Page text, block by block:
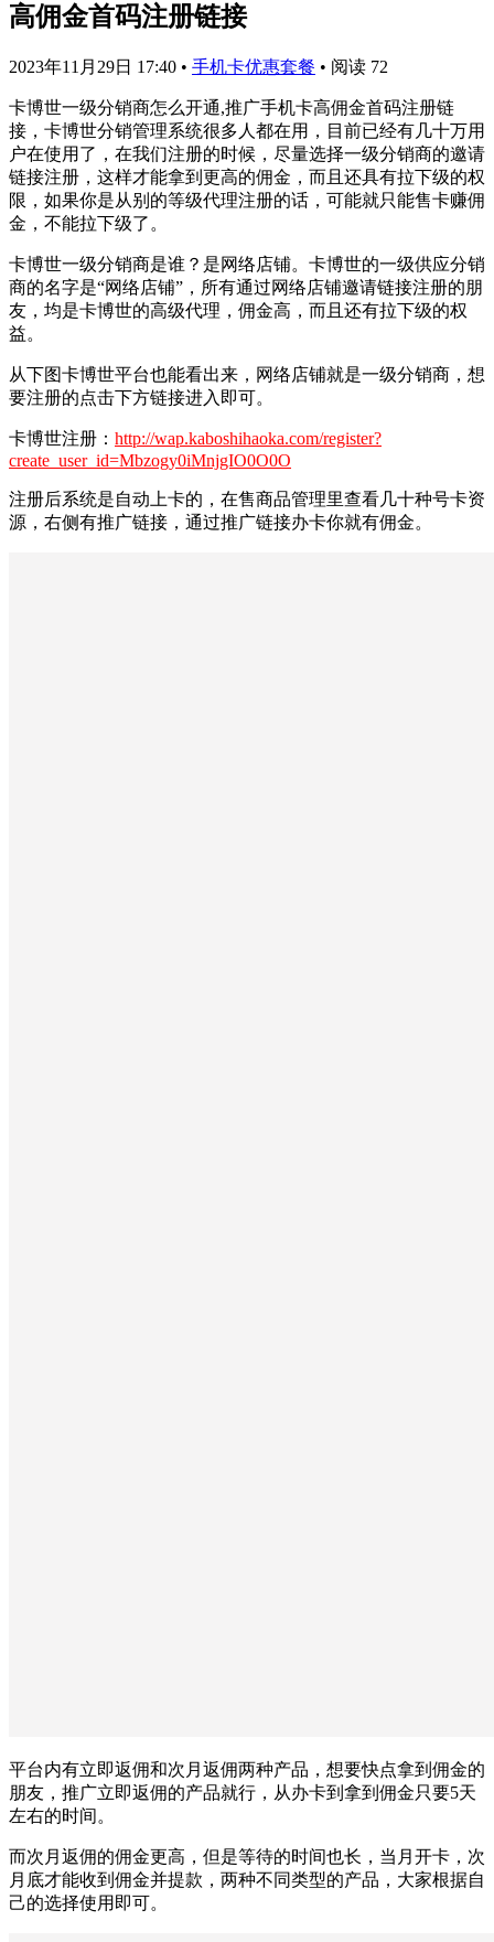
高佣金首码注册链接
2023年11月29日 17:40 • 手机卡优惠套餐 • 阅读 72
卡博世一级分销商怎么开通,推广手机卡高佣金首码注册链
接，卡博世分销管理系统很多人都在用，目前已经有几十万用
户在使用了，在我们注册的时候，尽量选择一级分销商的邀请
链接注册，这样才能拿到更高的佣金，而且还具有拉下级的权
限，如果你是从别的等级代理注册的话，可能就只能售卡赚佣
金，不能拉下级了。
卡博世一级分销商是谁？是网络店铺。卡博世的一级供应分销
商的名字是“网络店铺”，所有通过网络店铺邀请链接注册的朋
友，均是卡博世的高级代理，佣金高，而且还有拉下级的权
益。
从下图卡博世平台也能看出来，网络店铺就是一级分销商，想
要注册的点击下方链接进入即可。
卡博世注册： http://wap.kaboshihaoka.com/register?
create_user_id=Mbzogy0iMnjgIO0O0O
注册后系统是自动上卡的，在售商品管理里查看几十种号卡资
源，右侧有推广链接，通过推广链接办卡你就有佣金。
平台内有立即返佣和次月返佣两种产品，想要快点拿到佣金的
朋友，推广立即返佣的产品就行，从办卡到拿到佣金只要5天
左右的时间。
而次月返佣的佣金更高，但是等待的时间也长，当月开卡，次
月底才能收到佣金并提款，两种不同类型的产品，大家根据自
己的选择使用即可。